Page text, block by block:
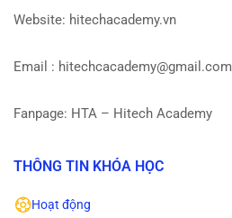
Website: hitechacademy.vn
Email : hitechcacademy@gmail.com
Fanpage: HTA – Hitech Academy
THÔNG TIN KHÓA HỌC
Hoạt động